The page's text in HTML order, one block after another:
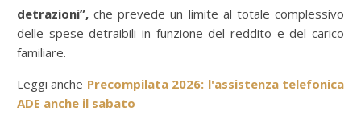
detrazioni”,che prevede un limite al totale complessivo
delle spese detraibili in funzione del reddito e del carico
familiare.
Leggi anche Precompilata 2026: l'assistenza telefonica
ADE anche il sabato